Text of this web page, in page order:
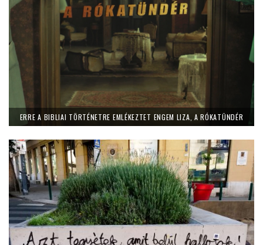
ERRE A BIBLIAI TÖRTÉNETRE EMLÉKEZTET ENGEM LIZA, A RÓKATÜNDÉR